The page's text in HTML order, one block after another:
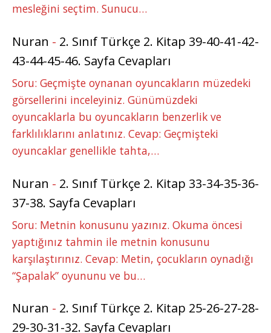
mesleğini seçtim. Sunucu…
Nuran - 2. Sınıf Türkçe 2. Kitap 39-40-41-42-
43-44-45-46. Sayfa Cevapları
Soru: Geçmişte oynanan oyuncakların müzedeki
görsellerini inceleyiniz. Günümüzdeki
oyuncaklarla bu oyuncakların benzerlik ve
farklılıklarını anlatınız. Cevap: Geçmişteki
oyuncaklar genellikle tahta,…
Nuran - 2. Sınıf Türkçe 2. Kitap 33-34-35-36-
37-38. Sayfa Cevapları
Soru: Metnin konusunu yazınız. Okuma öncesi
yaptığınız tahmin ile metnin konusunu
karşılaştırınız. Cevap: Metin, çocukların oynadığı
“Şapalak” oyununu ve bu…
Nuran - 2. Sınıf Türkçe 2. Kitap 25-26-27-28-
29-30-31-32. Sayfa Cevapları